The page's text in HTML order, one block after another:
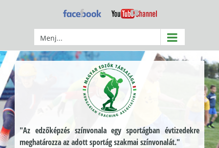
Facebook YouTube
Menj...
"Az edzőképzés színvonala egy sportágban évtizedekre
meghatározza az adott sportág szakmai színvonalát."